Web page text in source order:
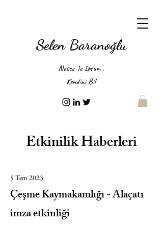
Selen Baranoğlu
Nosce Te Ipsum .
Kendini Bil
Etkinilik Haberleri
5 Tem 2023
Çeşme Kaymakamlığı - Alaçatı
imza etkinliği